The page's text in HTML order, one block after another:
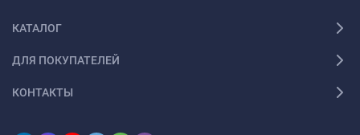
КАТАЛОГ
ДЛЯ ПОКУПАТЕЛЕЙ
КОНТАКТЫ